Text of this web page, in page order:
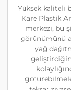
Yüksek kaliteli
Kare Plastik
merkezi, bu
görünümünü
yağ